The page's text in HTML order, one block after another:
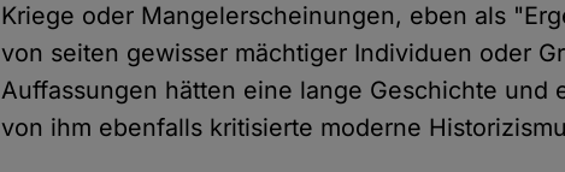
Kriege oder Mangelerscheinungen, eben als
von seiten gewisser mächtiger Individuen oder
Auffassungen hätten eine lange Geschichte und
von ihm ebenfalls kritisierte moderne